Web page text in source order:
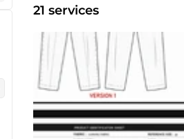
21 services